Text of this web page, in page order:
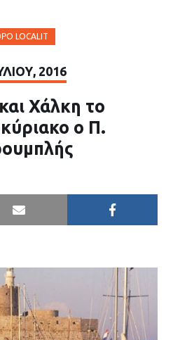
LOCALIT
2016
Χάλκη το
ο Π.